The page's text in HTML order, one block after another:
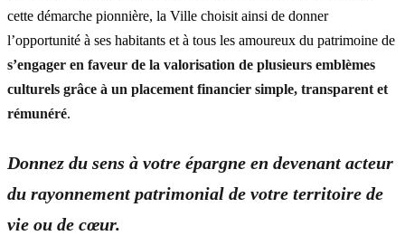
cette démarche pionnière, la Ville choisit ainsi de donner
l’opportunité à ses habitants et à tous les amoureux du patrimoine de
s’engager en faveur de la valorisation de plusieurs emblèmes
culturels grâce à un placement financier simple, transparent et
rémunéré.
Donnez du sens à votre épargne en devenant acteur
du rayonnement patrimonial de votre territoire de
vie ou de cœur.